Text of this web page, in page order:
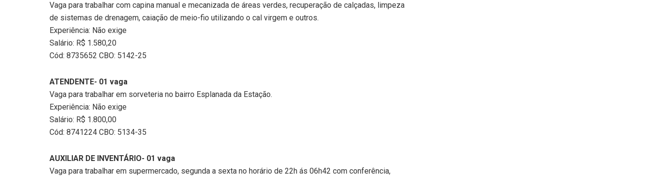
Vaga para trabalhar com capina manual e mecanizada de áreas verdes, recuperação de calçadas, limpeza
de sistemas de drenagem, caiação de meio-fio utilizando o cal virgem e outros.
Experiência: Não exige
Salário: R$ 1.580,20
Cód: 8735652 CBO: 5142-25
ATENDENTE- 01 vaga
Vaga para trabalhar em sorveteria no bairro Esplanada da Estação.
Experiência: Não exige
Salário: R$ 1.800,00
Cód: 8741224 CBO: 5134-35
AUXILIAR DE INVENTÁRIO- 01 vaga
Vaga para trabalhar em supermercado, segunda a sexta no horário de 22h ás 06h42 com conferência,